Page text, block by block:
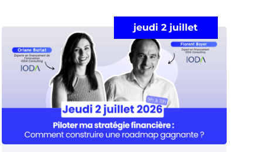
jeudi 2 juillet